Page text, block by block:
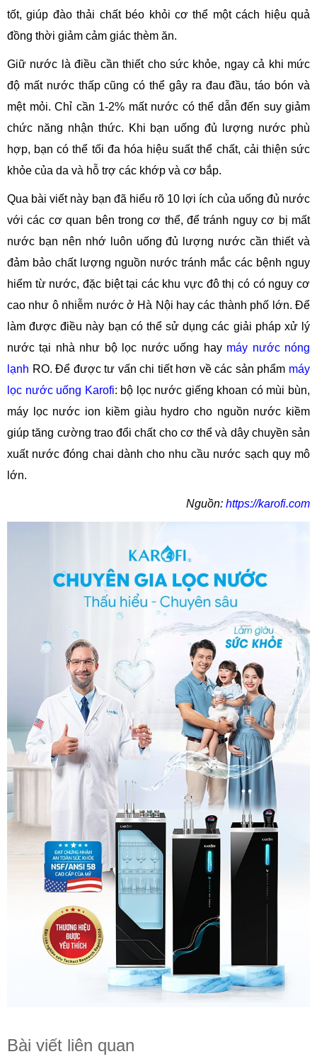
tốt, giúp đào thải chất béo khỏi cơ thể một cách hiệu quả
đồng thời giảm cảm giác thèm ăn.
Giữ nước là điều cần thiết cho sức khỏe, ngay cả khi mức
độ mất nước thấp cũng có thể gây ra đau đầu, táo bón và
mệt mỏi. Chỉ cần 1-2% mất nước có thể dẫn đến suy giảm
chức năng nhận thức. Khi bạn uống đủ lượng nước phù
hợp, bạn có thể tối đa hóa hiệu suất thể chất, cải thiện sức
khỏe của da và hỗ trợ các khớp và cơ bắp.
Qua bài viết này bạn đã hiểu rõ 10 lợi ích của uống đủ nước
với các cơ quan bên trong cơ thể, để tránh nguy cơ bị mất
nước bạn nên nhớ luôn uống đủ lượng nước cần thiết và
đảm bảo chất lượng nguồn nước tránh mắc các bệnh nguy
hiểm từ nước, đặc biệt tại các khu vực đô thị có có nguy cơ
cao như ô nhiễm nước ở Hà Nội hay các thành phố lớn. Để
làm được điều này bạn có thể sử dụng các giải pháp xử lý
nước tại nhà như bộ lọc nước uống hay máy nước nóng
lạnh RO. Để được tư vấn chi tiết hơn về các sản phẩm máy
lọc nước uống Karofi: bộ lọc nước giếng khoan có mùi bùn,
máy lọc nước ion kiềm giàu hydro cho nguồn nước kiềm
giúp tăng cường trao đổi chất cho cơ thể và dây chuyền sản
xuất nước đóng chai dành cho nhu cầu nước sạch quy mô
lớn.
Nguồn: https://karofi.com
Bài viết liên quan